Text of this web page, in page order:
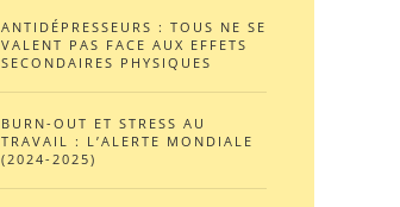
ANTIDÉPRESSEURS : TOUS NE SE
VALENT PAS FACE AUX EFFETS
SECONDAIRES PHYSIQUES
BURN-OUT ET STRESS AU
TRAVAIL : L’ALERTE MONDIALE
(2024-2025)